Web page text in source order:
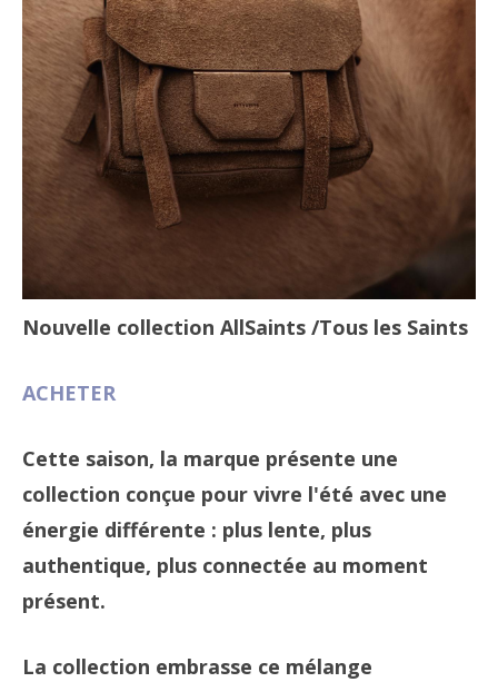
Nouvelle collection AllSaints /Tous les Saints
ACHETER
Cette saison, la marque présente une
collection conçue pour vivre l'été avec une
énergie différente : plus lente, plus
authentique, plus connectée au moment
présent.
La collection embrasse ce mélange